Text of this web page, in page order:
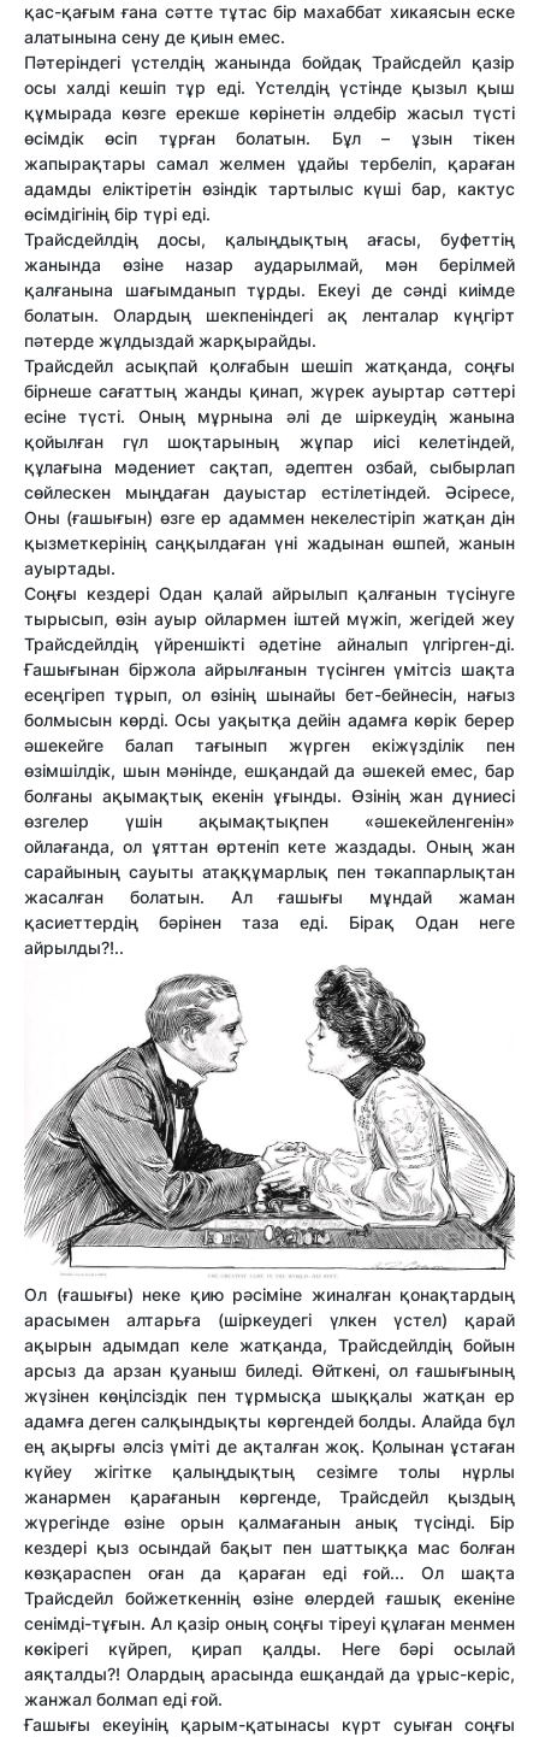
қас-қағым ғана сәтте тұтас бір махаббат хикаясын еске
алатынына сену де қиын емес.
Пәтеріндегі үстелдің жанында бойдақ Трайсдейл қазір
осы халді кешіп тұр еді. Үстелдің үстінде қызыл қыш
құмырада көзге ерекше көрінетін әлдебір жасыл түсті
өсімдік өсіп тұрған болатын. Бұл – ұзын тікен
жапырақтары самал желмен ұдайы тербеліп, қараған
адамды еліктіретін өзіндік тартылыс күші бар, кактус
өсімдігінің бір түрі еді.
Трайсдейлдің досы, қалыңдықтың ағасы, буфеттің
жанында өзіне назар аударылмай, мән берілмей
қалғанына шағымданып тұрды. Екеуі де сәнді киімде
болатын. Олардың шекпеніндегі ақ ленталар күңгірт
пәтерде жұлдыздай жарқырайды.
Трайсдейл асықпай қолғабын шешіп жатқанда, соңғы
бірнеше сағаттың жанды қинап, жүрек ауыртар сәттері
есіне түсті. Оның мұрнына әлі де шіркеудің жанына
қойылған гүл шоқтарының жұпар иісі келетіндей,
құлағына мәдениет сақтап, әдептен озбай, сыбырлап
сөйлескен мыңдаған дауыстар естілетіндей. Әсіресе,
Оны (ғашығын) өзге ер адаммен некелестіріп жатқан дін
қызметкерінің саңқылдаған үні жадынан өшпей, жанын
ауыртады.
Соңғы кездері Одан қалай айрылып қалғанын түсінуге
тырысып, өзін ауыр ойлармен іштей мүжіп, жегідей жеу
Трайсдейлдің үйреншікті әдетіне айналып үлгірген-ді.
Ғашығынан біржола айрылғанын түсінген үмітсіз шақта
есеңгіреп тұрып, ол өзінің шынайы бет-бейнесін, нағыз
болмысын көрді. Осы уақытқа дейін адамға көрік берер
әшекейге балап тағынып жүрген екіжүзділік пен
өзімшілдік, шын мәнінде, ешқандай да әшекей емес, бар
болғаны ақымақтық екенін ұғынды. Өзінің жан дүниесі
өзгелер үшін ақымақтықпен «әшекейленгенін»
ойлағанда, ол ұяттан өртеніп кете жаздады. Оның жан
сарайының сауыты атаққұмарлық пен тәкаппарлықтан
жасалған болатын. Ал ғашығы мұндай жаман
қасиеттердің бәрінен таза еді. Бірақ Одан неге
айрылды?!..
Ол (ғашығы) неке қию рәсіміне жиналған қонақтардың
арасымен алтарьға (шіркеудегі үлкен үстел) қарай
ақырын адымдап келе жатқанда, Трайсдейлдің бойын
арсыз да арзан қуаныш биледі. Өйткені, ол ғашығының
жүзінен көңілсіздік пен тұрмысқа шыққалы жатқан ер
адамға деген салқындықты көргендей болды. Алайда бұл
ең ақырғы әлсіз үміті де ақталған жоқ. Қолынан ұстаған
күйеу жігітке қалыңдықтың сезімге толы нұрлы
жанармен қарағанын көргенде, Трайсдейл қыздың
жүрегінде өзіне орын қалмағанын анық түсінді. Бір
кездері қыз осындай бақыт пен шаттыққа мас болған
көзқараспен оған да қараған еді ғой... Ол шақта
Трайсдейл бойжеткеннің өзіне өлердей ғашық екеніне
сенімді-тұғын. Ал қазір оның соңғы тіреуі құлаған менмен
көкірегі күйреп, қирап қалды. Неге бәрі осылай
аяқталды?! Олардың арасында ешқандай да ұрыс-керіс,
жанжал болмап еді ғой.
Ғашығы екеуінің қарым-қатынасы күрт суыған соңғы